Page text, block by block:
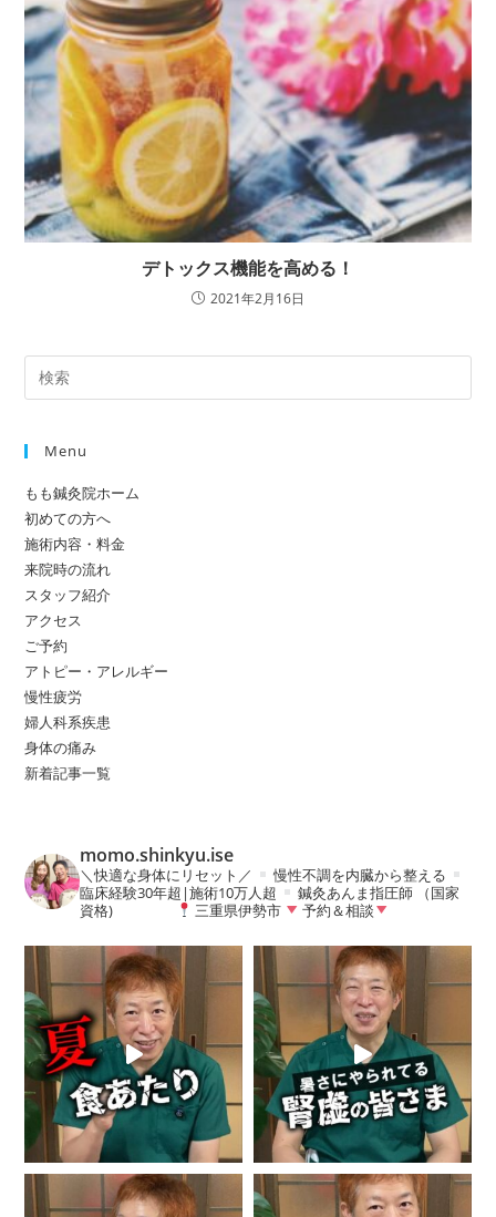
デトックス機能を高める！
2021年2月16日
Menu
もも鍼灸院ホーム
初めての方へ
施術内容・料金
来院時の流れ
スタッフ紹介
アクセス
ご予約
アトピー・アレルギー
慢性疲労
婦人科系疾患
身体の痛み
新着記事一覧
momo.shinkyu.ise
＼快適な身体にリセット／
慢性不調を内臓から整える
臨床経験30年超|施術10万人超
鍼灸あんま指圧師 （国家
資格)
三重県伊勢市 予約＆相談